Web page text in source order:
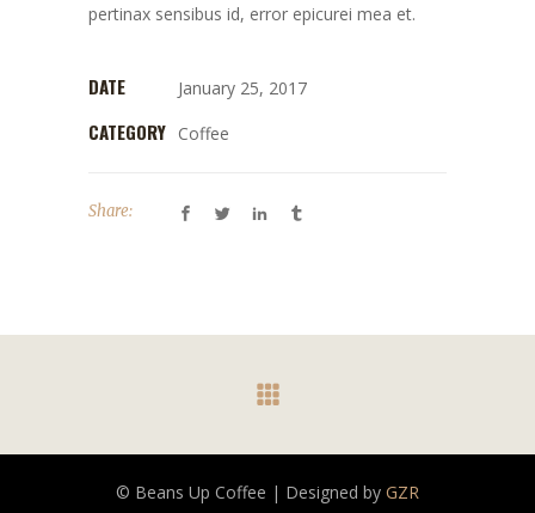
pertinax sensibus id, error epicurei mea et.
DATE January 25, 2017
CATEGORY Coffee
Share:
© Beans Up Coffee | Designed by GZR